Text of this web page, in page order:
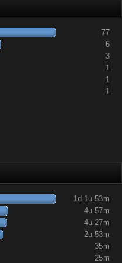
77
6
3
1
1
1
1d 1u 53m
4u 57m
4u 27m
2u 53m
35m
25m